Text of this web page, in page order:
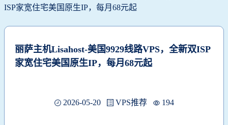
ISP家宽住宅美国原生IP，每月68元起
丽萨主机Lisahost-美国9929线路VPS，全新双ISP
家宽住宅美国原生IP，每月68元起
2026-05-20 VPS推荐 194